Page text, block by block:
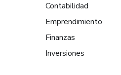
Contabilidad
Emprendimiento
Finanzas
Inversiones